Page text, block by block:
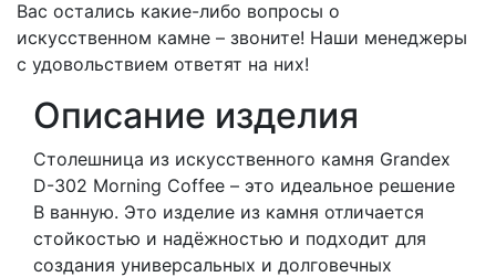
Вас остались какие-либо вопросы о
искусственном камне – звоните! Наши менеджеры
с удовольствием ответят на них!
Описание изделия
Столешница из искусственного камня Grandex
D-302 Morning Coffee – это идеальное решение
В ванную. Это изделие из камня отличается
стойкостью и надёжностью и подходит для
создания универсальных и долговечных